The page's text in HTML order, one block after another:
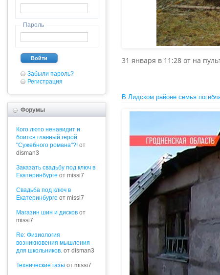
Пароль
Войти
Забыли пароль?
Регистрация
Форумы
Кого люто ненавидит и
боится главный герой
"Сужебного романа"?! от
disman3
Заказать свадьбу под ключ в
Екатеринбурге от missi7
Cвадьба под ключ в
Екатеринбурге от missi7
Магазин шин и дисков от
missi7
Re: Физиология
возникновения мышления
для школьников. от disman3
Технические газы от missi7
31 января в 11:28 от на
В Лидском районе семья